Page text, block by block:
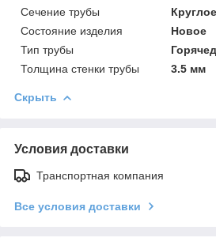
Сечение трубы
Круглое
Состояние изделия
Новое
Тип трубы
Толщина стенки трубы
3.5 мм
Скрыть
Условия доставки
Транспортная компания
Все условия доставки